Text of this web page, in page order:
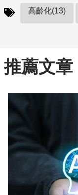
高齡化(13)
推薦文章